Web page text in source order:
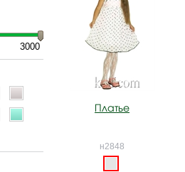
3000
Платье
н2848